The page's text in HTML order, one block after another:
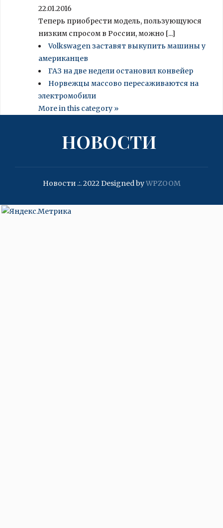
22.01.2016
Теперь приобрести модель, пользующуюся
низким спросом в России, можно [...]
Volkswagen заставят выкупить машины у
американцев
ГАЗ на две недели остановил конвейер
Норвежцы массово пересаживаются на
электромобили
More in this category »
НОВОСТИ
Новости .:. 2022Designed byWPZOOM